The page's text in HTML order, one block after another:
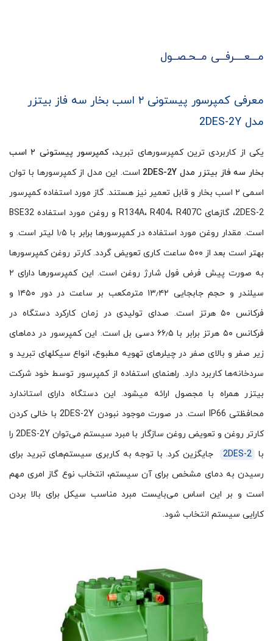
مـــعــــرفــی مــحـصــول
معرفی کمپرسور پیستونی ۲ اسب بخار سه فاز بیتزر
مدل 2DES-2Y
یکی از کاربردی ترین کمپرسورهای تبرید،
کمپرسور پیستونی ۲ اسب
بخار سه فاز بیتزر مدل 2DES-2Y
است. این مدل از کمپرسورها با توان
اسمی ۲ اسب بخار و قابل تعمیر نیز هستند. گاز مورد استفاده کمپرسور
2DES-2، گازهای R134A، R404، R407C و روغن مورد استفاده BSE32
است. مقدار روغن مورد استفاده در کمپرسورها برابر با ۱٫۵ لیتر است. و
بهتر است بعد از ۵۰۰ ساعت کاری تعویض گردد. کارتر روغن کمپرسورها
به صورت پیش فرض فول شارژ روغن است. این کمپرسورها دارای ۲
سیلندر و حجم جابجایی ۱۳٫۴۲ مترمکعب بر ساعت در دور ۱۴۵۰ و
فرکانس ۵۰ هرتز است. صدای تولیدی در زمان کارکرد دستگاه در
فرکانس ۵۰ هرتز برابر با ۶۶٫۵ دسی بل است. این کمپرسور در دماهای
زیر صفر و بالای صفر در چیلرهای تهویه مطبوع، انواع سیکلهای تبرید و
سردخانه‌ها کاربرد دارد. راهنمای استفاده از کمپرسور توسط خود شرکت
بیتزر همراه با مجصول ارائه می‍شود. این دستگاه دارای استاندارد
محافظتی IP66 است. در صورت موجود نبودن 2DES-2Y با خالی کردن
کارتر روغن و تعویض روغن سازگار با مبرد سیستم می‌توان 2DES-2Y را
با 2DES-2
جایگزین کرد. با توجه به کاربری سیستم‌های تبرید برای
رسیدن به دمای مشخص برای آن سیستم، انتخاب نوع گاز امری مهم
است و بر این اساس می‌بایست مبرد مناسب سیکل برای بالا بردن
کارایی سیستم انتخاب شود.